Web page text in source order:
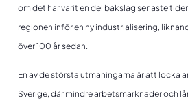
om det har varit en del bakslag senaste
regionen inför en ny industrialisering,
över 100 år sedan.
En av de största utmaningarna är att locka
Sverige, där mindre arbetsmarknader och